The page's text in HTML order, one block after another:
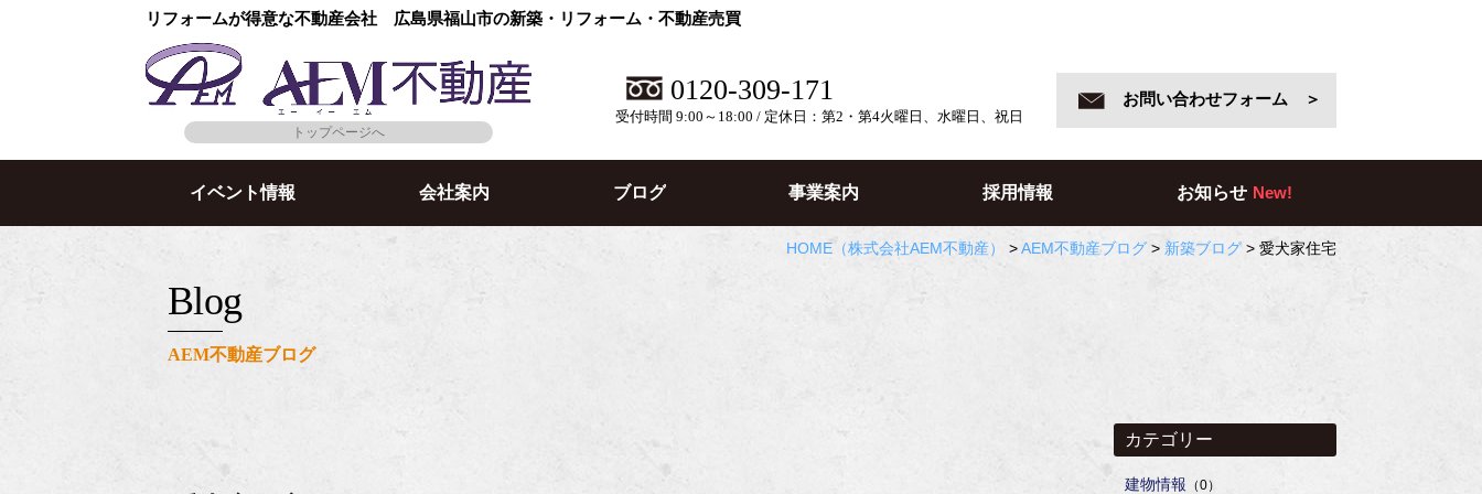
リフォームが得意な不動産会社 広島県福山市の新築・リフォーム・不動産売買
トップページへ
0120-309-171
受付時間 9:00～18:00 / 定休日：第2・第4火曜日、水曜日、祝日
お問い合わせフォーム ＞
イベント情報 会社案内 ブログ 事業案内 採用情報 お知らせ New!
HOME （株式会社AEM不動産） >AEM不動産ブログ > 新築ブログ > 愛犬家住宅
blog
AEM不動産ブログ
カテゴリー
建物情報 （0）